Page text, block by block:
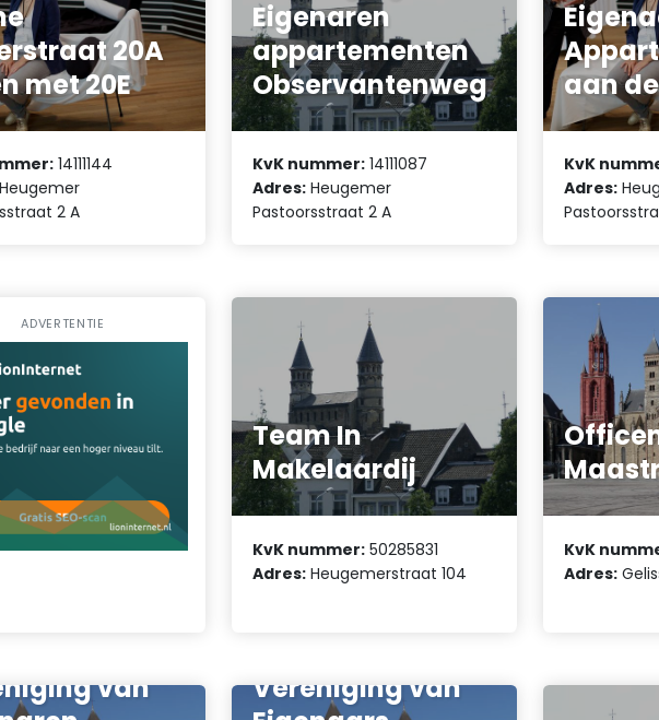
20A
met 20E
14111144
Heugemer
2 A
Eigenaren
appartementen
Observantenweg
KvK nummer: 14111087
Adres: Heugemer
Pastoorsstraat 2 A
aan
KvK
Adres:
ADVERTENTIE
Team In
Makelaardij
KvK nummer: 50285831
Adres: Heugemerstraat 104
KvK
Adres:
van
Vereniging van